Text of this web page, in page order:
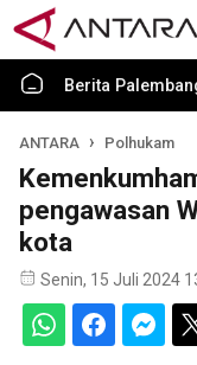
Berita
ANTARA Polhukam
pengawasan
kota
Senin, 15 Juli 2024